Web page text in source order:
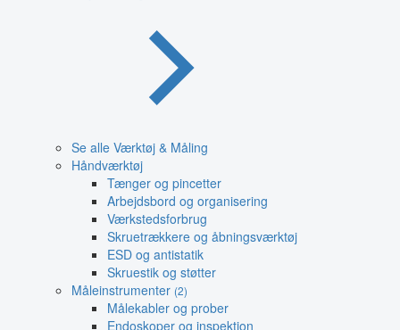
Se alle Værktøj & Måling
Håndværktøj
Tænger og pincetter
Arbejdsbord og organisering
Værkstedsforbrug
Skruetrækkere og åbningsværktøj
ESD og antistatik
Skruestik og støtter
Måleinstrumenter (2)
Målekabler og prober
Endoskoper og inspektion